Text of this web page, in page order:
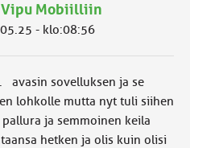
Vipu Mobiilliin
- klo:08:56
avasin sovelluksen ja se
lohkolle mutta nyt tuli siihen
ja semmoinen keila
hetken ja olis kuin olisi